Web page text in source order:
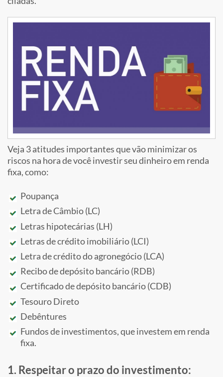
Veja 3 atitudes importantes que vão minimizar os
riscos na hora de você investir seu dinheiro em renda
fixa, como:
Poupança
Letra de Câmbio (LC)
Letras hipotecárias (LH)
Letras de crédito imobiliário (LCI)
Letra de crédito do agronegócio (LCA)
Recibo de depósito bancário (RDB)
Certificado de depósito bancário (CDB)
Tesouro Direto
Debêntures
Fundos de investimentos, que investem em renda
fixa.
1. Respeitar o prazo do investimento: